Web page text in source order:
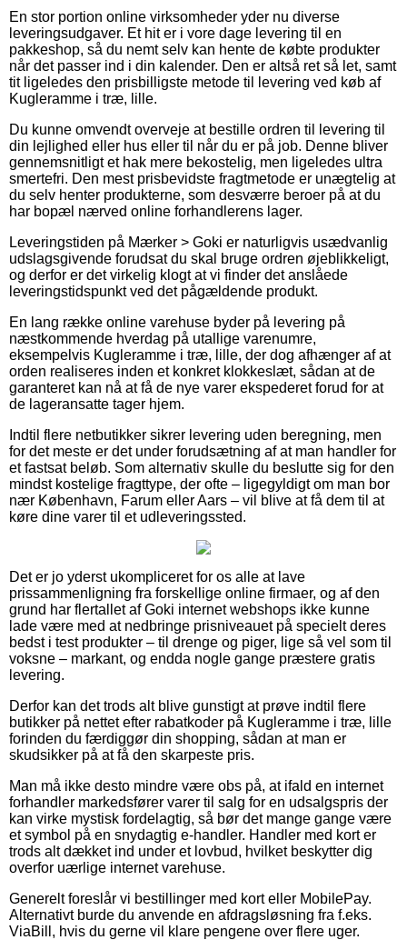
En stor portion online virksomheder yder nu diverse
leveringsudgaver. Et hit er i vore dage levering til en
pakkeshop, så du nemt selv kan hente de købte produkter
når det passer ind i din kalender. Den er altså ret så let, samt
tit ligeledes den prisbilligste metode til levering ved køb af
Kugleramme i træ, lille.
Du kunne omvendt overveje at bestille ordren til levering til
din lejlighed eller hus eller til når du er på job. Denne bliver
gennemsnitligt et hak mere bekostelig, men ligeledes ultra
smertefri. Den mest prisbevidste fragtmetode er unægtelig at
du selv henter produkterne, som desværre beroer på at du
har bopæl nærved online forhandlerens lager.
Leveringstiden på Mærker > Goki er naturligvis usædvanlig
udslagsgivende forudsat du skal bruge ordren øjeblikkeligt,
og derfor er det virkelig klogt at vi finder det anslåede
leveringstidspunkt ved det pågældende produkt.
En lang række online varehuse byder på levering på
næstkommende hverdag på utallige varenumre,
eksempelvis Kugleramme i træ, lille, der dog afhænger af at
orden realiseres inden et konkret klokkeslæt, sådan at de
garanteret kan nå at få de nye varer ekspederet forud for at
de lageransatte tager hjem.
Indtil flere netbutikker sikrer levering uden beregning, men
for det meste er det under forudsætning af at man handler for
et fastsat beløb. Som alternativ skulle du beslutte sig for den
mindst kostelige fragttype, der ofte – ligegyldigt om man bor
nær København, Farum eller Aars – vil blive at få dem til at
køre dine varer til et udleveringssted.
Det er jo yderst ukompliceret for os alle at lave
prissammenligning fra forskellige online firmaer, og af den
grund har flertallet af Goki internet webshops ikke kunne
lade være med at nedbringe prisniveauet på specielt deres
bedst i test produkter – til drenge og piger, lige så vel som til
voksne – markant, og endda nogle gange præstere gratis
levering.
Derfor kan det trods alt blive gunstigt at prøve indtil flere
butikker på nettet efter rabatkoder på Kugleramme i træ, lille
forinden du færdiggør din shopping, sådan at man er
skudsikker på at få den skarpeste pris.
Man må ikke desto mindre være obs på, at ifald en internet
forhandler markedsfører varer til salg for en udsalgspris der
kan virke mystisk fordelagtig, så bør det mange gange være
et symbol på en snydagtig e-handler. Handler med kort er
trods alt dækket ind under et lovbud, hvilket beskytter dig
overfor uærlige internet varehuse.
Generelt foreslår vi bestillinger med kort eller MobilePay.
Alternativt burde du anvende en afdragsløsning fra f.eks.
ViaBill, hvis du gerne vil klare pengene over flere uger.